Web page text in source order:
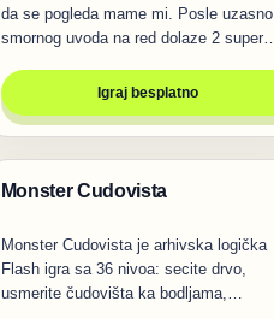
da se pogleda mame mi. Posle uzasno
smornog uvoda na red dolaze 2 super…
Igraj besplatno
Igre
Monster Cudovista
Monster Cudovista je arhivska logička
Flash igra sa 36 nivoa: secite drvo,
usmerite čudovišta ka bodljama,…